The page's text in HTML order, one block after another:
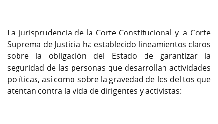
La jurisprudencia de la Corte Constitucional y la Corte
Suprema de Justicia ha establecido lineamientos claros
sobre la obligación del Estado de garantizar la
seguridad de las personas que desarrollan actividades
políticas, así como sobre la gravedad de los delitos que
atentan contra la vida de dirigentes y activistas: